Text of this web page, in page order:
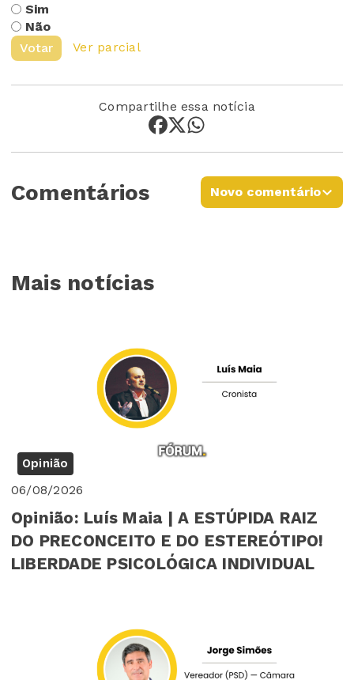
Sim
Não
Votar
Ver parcial
Compartilhe essa notícia
Comentários Novo comentário
Mais notícias
Opinião
06/08/2026
Opinião: Luís Maia | A ESTÚPIDA RAIZ
DO PRECONCEITO E DO ESTEREÓTIPO!
LIBERDADE PSICOLÓGICA INDIVIDUAL